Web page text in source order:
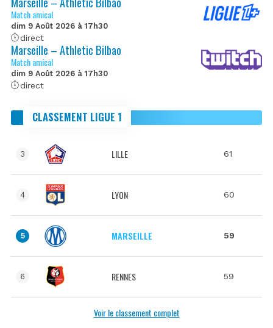
Match amical
dim 9 Août 2026 à 17h30
direct
Marseille – Athletic Bilbao
Match amical
dim 9 Août 2026 à 17h30
direct
CLASSEMENT LIGUE 1
3 LILLE 61
4 LYON 60
5 MARSEILLE 59
6 RENNES 59
Voir le classement complet